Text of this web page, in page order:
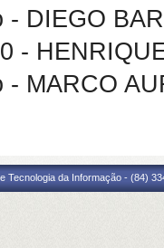
DIEGO
-
MARCO
Tecnologia da Informação - (84)